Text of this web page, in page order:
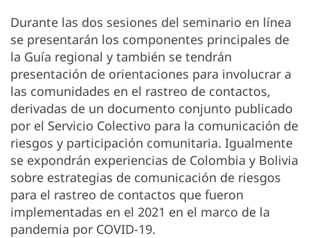
Durante las dos sesiones del seminario en línea
se presentarán los componentes principales de
la Guía regional y también se tendrán
presentación de orientaciones para involucrar a
las comunidades en el rastreo de contactos,
derivadas de un documento conjunto publicado
por el Servicio Colectivo para la comunicación de
riesgos y participación comunitaria. Igualmente
se expondrán experiencias de Colombia y Bolivia
sobre estrategias de comunicación de riesgos
para el rastreo de contactos que fueron
implementadas en el 2021 en el marco de la
pandemia por COVID-19.